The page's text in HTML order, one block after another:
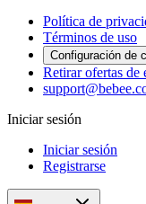
Política de
Términos de uso
Configuración de
Retirar ofertas de
Iniciar sesión
Iniciar sesión
Registrarse